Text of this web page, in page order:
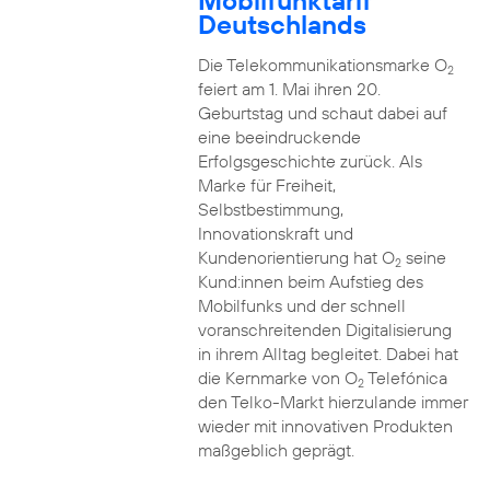
Deutschlands
Die Telekommunikationsmarke O2
feiert am 1. Mai ihren 20.
Geburtstag und schaut dabei auf
eine beeindruckende
Erfolgsgeschichte zurück. Als
Marke für Freiheit,
Selbstbestimmung,
Innovationskraft und
Kundenorientierung hat O2seine
Kund:innen beim Aufstieg des
Mobilfunks und der schnell
voranschreitenden Digitalisierung
in ihrem Alltag begleitet. Dabei hat
die Kernmarke von O2Telefónica
den Telko-Markt hierzulande immer
wieder mit innovativen Produkten
maßgeblich geprägt.